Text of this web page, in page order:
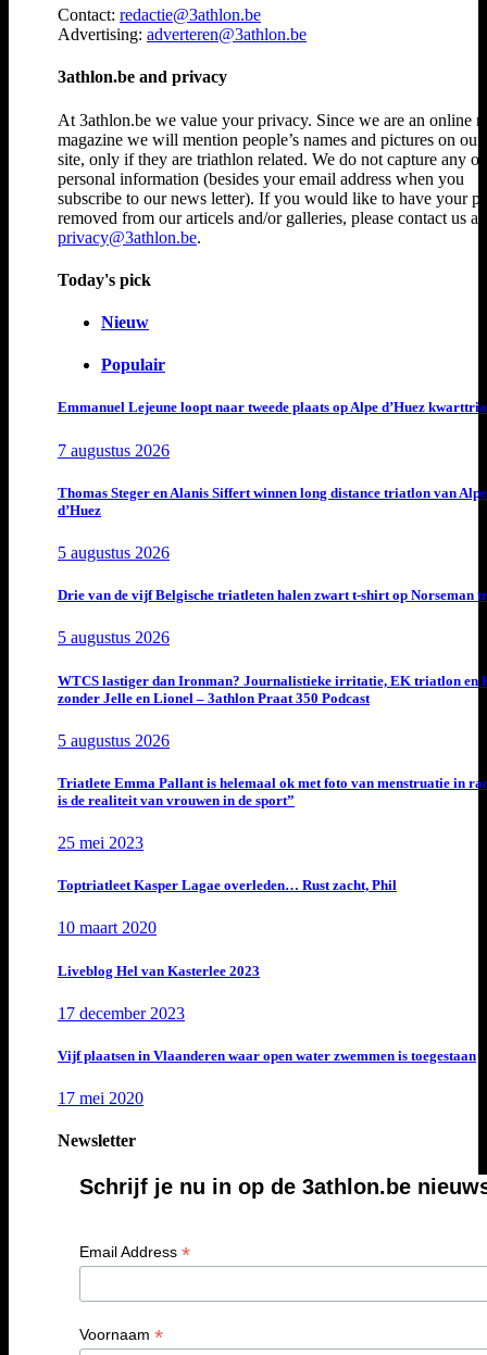
Contact: redactie@3athlon.be
Advertising: adverteren@3athlon.be
3athlon.be and privacy
At 3athlon.be we value your privacy. Since we are an online
magazine we will mention people’s names and pictures on
site, only if they are triathlon related. We do not capture any
personal information (besides your email address when you
subscribe to our news letter). If you would like to have your
removed from our articels and/or galleries, please contact us at
privacy@3athlon.be.
Today's pick
Nieuw
Populair
Emmanuel Lejeune loopt naar tweede plaats op Alpe d’Huez
7 augustus 2026
Thomas Steger en Alanis Siffert winnen long distance triatlon van Alpe
d’Huez
5 augustus 2026
Drie van de vijf Belgische triatleten halen zwart t-shirt op Norseman
5 augustus 2026
WTCS lastiger dan Ironman? Journalistieke irritatie, EK triatlon en
zonder Jelle en Lionel – 3athlon Praat 350 Podcast
5 augustus 2026
Triatlete Emma Pallant is helemaal ok met foto van menstruatie in
is de realiteit van vrouwen in de sport”
25 mei 2023
Toptriatleet Kasper Lagae overleden… Rust zacht, Phil
10 maart 2020
Liveblog Hel van Kasterlee 2023
17 december 2023
Vijf plaatsen in Vlaanderen waar open water zwemmen is toegestaan
17 mei 2020
Newsletter
Schrijf je nu in op de 3athlon.be
Email Address *
Voornaam *